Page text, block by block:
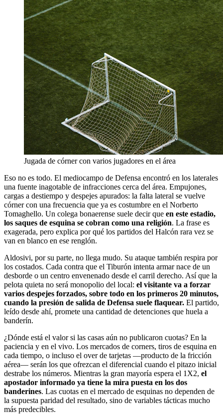
Jugada de córner con varios jugadores en el área
Eso no es todo. El mediocampo de Defensa encontró en los laterales
una fuente inagotable de infracciones cerca del área. Empujones,
cargas a destiempo y despejes apurados: la falta lateral se vuelve
córner con una frecuencia que ya es costumbre en el Norberto
Tomaghello. Un colega bonaerense suele decir que en este estadio,
los saques de esquina se cobran como una religión. La frase es
exagerada, pero explica por qué los partidos del Halcón rara vez se
van en blanco en ese renglón.
Aldosivi, por su parte, no llega mudo. Su ataque también respira por
los costados. Cada contra que el Tiburón intenta armar nace de un
desborde o un centro envenenado desde el carril derecho. Así que la
pelota quieta no será monopolio del local: el visitante va a forzar
varios despejes forzados, sobre todo en los primeros 20 minutos,
cuando la presión de salida de Defensa suele flaquear. El partido,
leído desde ahí, promete una cantidad de detenciones que huela a
banderín.
¿Dónde está el valor si las casas aún no publicaron cuotas? En la
paciencia y en el vivo. Los mercados de corners, tiros de esquina en
cada tiempo, o incluso el over de tarjetas —producto de la fricción
aérea— serán los que ofrezcan el diferencial cuando el pitazo inicial
destrabe los números. Mientras la gran mayoría espera el 1X2, el
apostador informado ya tiene la mira puesta en los dos
banderines. Las cuotas en el mercado de esquinas no dependen de
la supuesta paridad del resultado, sino de variables tácticas mucho
más predecibles.